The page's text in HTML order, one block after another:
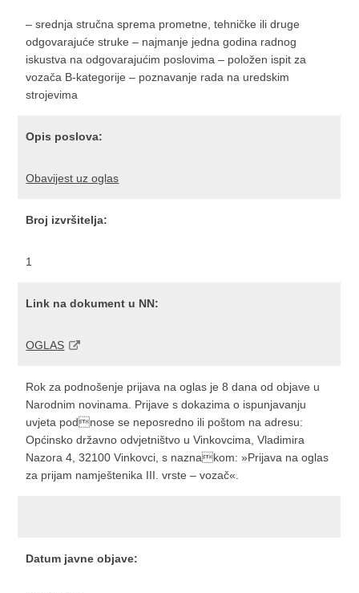
– srednja stručna sprema prometne, tehničke ili druge
odgovarajuće struke – najmanje jedna godina radnog
iskustva na odgovarajućim poslovima – položen ispit za
vozača B-kategorije – poznavanje rada na uredskim
strojevima
Opis poslova:
Obavijest uz oglas
Broj izvršitelja:
1
Link na dokument u NN:
OGLAS
Rok za podnošenje prijava na oglas je 8 dana od objave u
Narodnim novinama. Prijave s dokazima o ispunjavanju
uvjeta podnose se neposredno ili poštom na adresu:
Općinsko državno odvjetništvo u Vinkovcima, Vladimira
Nazora 4, 32100 Vinkovci, s naznakom: »Prijava na oglas
za prijam namještenika III. vrste – vozač«.
Datum javne objave: